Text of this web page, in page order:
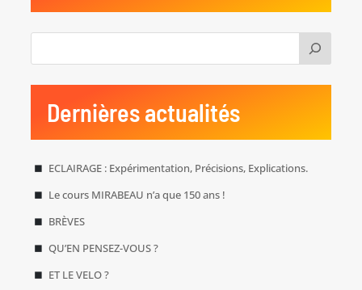
Dernières actualités
ECLAIRAGE : Expérimentation, Précisions, Explications.
Le cours MIRABEAU n’a que 150 ans !
BRÈVES
QU’EN PENSEZ-VOUS ?
ET LE VELO ?